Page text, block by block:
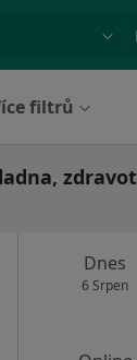
filtrů
Dnes
6 Srpen